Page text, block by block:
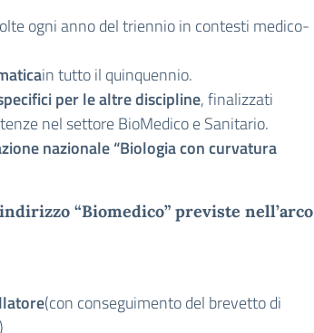
ogni anno del triennio in contesti medico-
in tutto il quinquennio.
per le altre discipline, finalizzati
nel settore BioMedico e Sanitario.
nazionale “Biologia con curvatura
“Biomedico” previste nell’arco
(con conseguimento del brevetto di